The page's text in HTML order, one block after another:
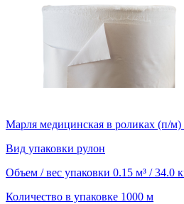
Марля медицинская в роликах (п/
Вид упаковки рулон
Объем / вес упаковки 0.15 м³ / 34.0
Количество в упаковке 1000 м